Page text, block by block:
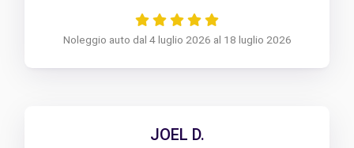
Noleggio auto dal 4 luglio 2026 al 18 luglio 2026
JOEL D.